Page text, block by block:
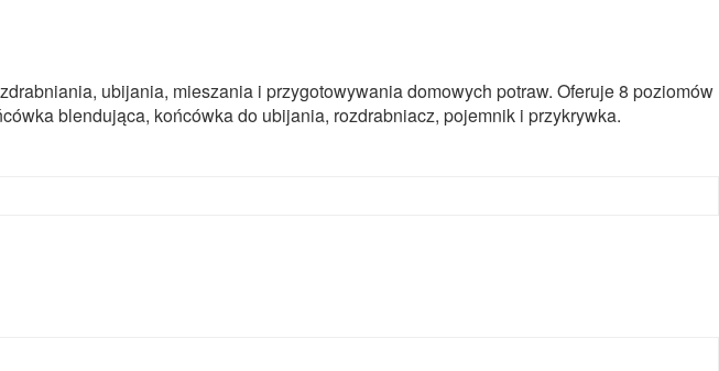
ubijania, mieszania i przygotowywania domowych potraw. Oferuje 8 poziomów
blendująca, końcówka do ubijania, rozdrabniacz, pojemnik i przykrywka.